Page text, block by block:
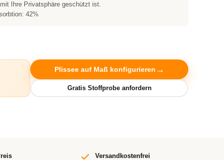
Ihre Privatsphäre geschützt ist.
42%
Plissee auf Maß konfigurieren
Versandkostenfrei